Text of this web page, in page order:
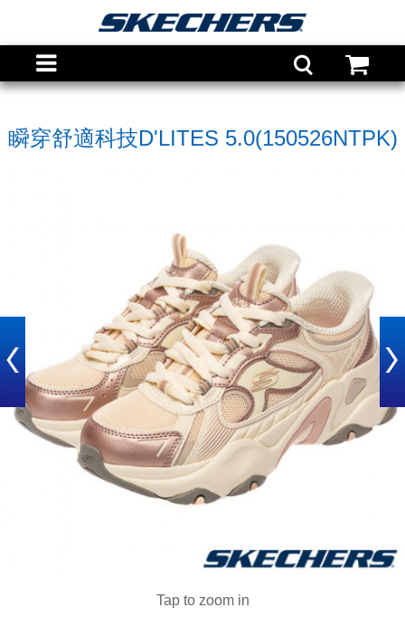
瞬穿舒適科技D'LITES 5.0(150526NTPK)